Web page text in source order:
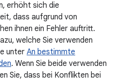
erhöht sich die
dass aufgrund von
ihnen ein Fehler auftritt.
welche Sie verwenden
unter An bestimmte
. Wenn Sie beide verwenden
Sie, dass bei Konflikten bei